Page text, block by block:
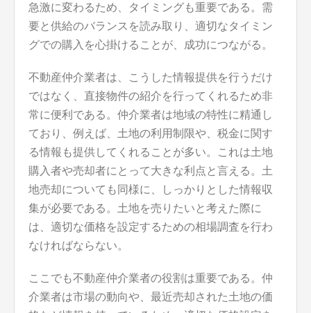
急激に変わるため、タイミングも重要である。需
要と供給のバランスを読み取り、適切なタイミン
グでの購入を心掛けることが、成功につながる。
不動産仲介業者は、こうした情報提供を行うだけ
ではなく、直接物件の紹介を行ってくれるため非
常に便利である。仲介業者は地域の特性に精通し
ており、例えば、土地の利用制限や、税金に関す
る情報も提供してくれることが多い。これは土地
購入者や売却者にとって大きな利点と言える。土
地売却についても同様に、しっかりとした情報収
集が必要である。土地を売りたいと考えた際に
は、適切な価格を設定するための相場調査を行わ
なければならない。
ここでも不動産仲介業者の役割は重要である。仲
介業者は市場の動向や、最近売却された土地の価